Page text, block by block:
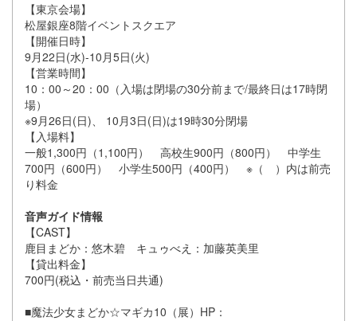
【東京会場】
松屋銀座8階イベントスクエア
【開催日時】
9月22日(水)-10月5日(火)
【営業時間】
10：00～20：00（入場は閉場の30分前まで/最終日は17時閉
場）
※9月26日(日)、 10月3日(日)は19時30分閉場
【入場料】
一般1,300円（1,100円） 高校生900円（800円） 中学生
700円（600円） 小学生500円（400円） ※（ ）内は前売
り料金
音声ガイド情報
【CAST】
鹿目まどか：悠木碧 キュゥべえ：加藤英美里
【貸出料金】
700円(税込・前売当日共通)
■魔法少女まどか☆マギカ10（展）HP：